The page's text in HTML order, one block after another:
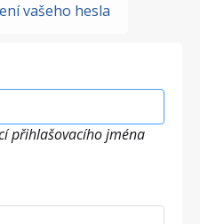
vašeho hesla
přihlašovacího jména